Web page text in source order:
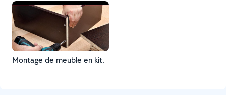
Montage de meuble en kit.